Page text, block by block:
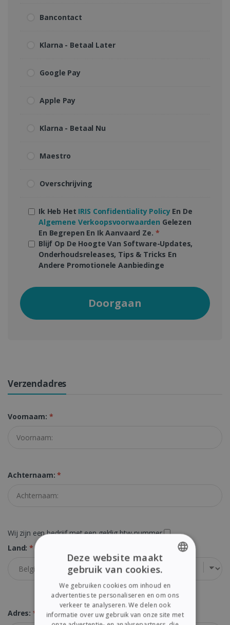
Bancontact
Klarna - Betaal Later
Google Pay
Apple Pay
Klarna - Betaal Nu
Maestro
Overschrijving
Ik Heb Het IRIS Confidentiality PolicyEn De
Algemene Verkoopsvoorwaarden Gelezen
En Begrepen En Ik Aanvaard Ze. *
Blijf Op De Hoogte Van Software-Updates,
Onderhoudsreleases, Tips & Tricks En
Andere Promotionele Aanbiedinge
Doorgaan
Verzendadres
Voornaam: *
Achternaam:*
Wij zijn een bedrijf met een geldig btw-nummer
Land:*
Adres: *
ENGLISH
FRENCH
SPANISH
Deze website maakt
gebruik van cookies.
We gebruiken cookies om inhoud en
advertenties te personaliseren en om ons
verkeer te analyseren. We delen ook
informatie over uw gebruik van onze site met